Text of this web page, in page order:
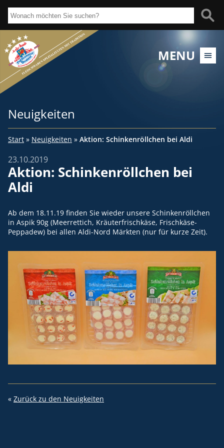
MENU
Neuigkeiten
Start » Neuigkeiten » Aktion: Schinkenröllchen bei Aldi
23.10.2019
Aktion: Schinkenröllchen bei
Aldi
Ab dem 18.11.19 finden Sie wieder unsere Schinkenröllchen
in Aspik 90g (Meerrettich, Kräuterfrischkäse, Frischkäse-
Peppadew) bei allen Aldi-Nord Märkten (nur für kurze Zeit).
« Zurück zu den Neuigkeiten